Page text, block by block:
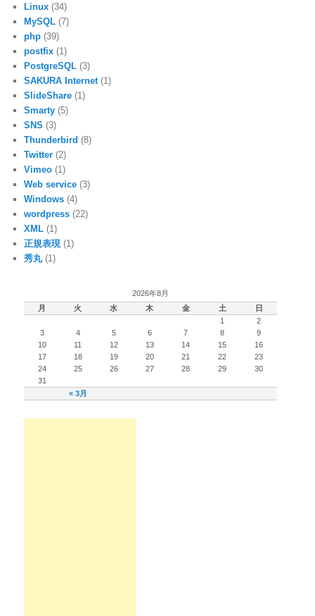
Linux (34)
MySQL (7)
php (39)
postfix (1)
PostgreSQL (3)
SAKURA Internet (1)
SlideShare (1)
Smarty (5)
SNS (3)
Thunderbird (8)
Twitter (2)
Vimeo (1)
Web service (3)
Windows (4)
wordpress (22)
XML (1)
正規表現 (1)
秀丸(1)
2026年8月
月
火 水 木 金 土 日
« 3月
1
2
3
4 5 6 7 8
9
10
11 12 13 14 15
16
17
18 19 20 21 22
23
24
25 26 27 28 29
30
31